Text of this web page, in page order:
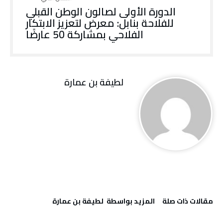
الدورة الأولى لصالون الوطن القبلي
للفلاحة بنابل: معرض لتعزيز الابتكار
الفلاحي بمشاركة 50 عارضًا
لطيفة بن عمارة
‫مقالات ذات صلة‬ ‫‫المزيد بواسطة‬ ‬ لطيفة بن عمارة